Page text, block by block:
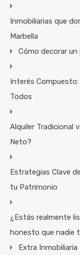
Inmobiliarias que
Marbella
Cómo decorar
Interés Compuesto:
Todos
Alquiler Tradicional
Neto?
Estrategias Clave
tu Patrimonio
¿Estás realmente
honesto que nadie
Extra Inmobiliaria